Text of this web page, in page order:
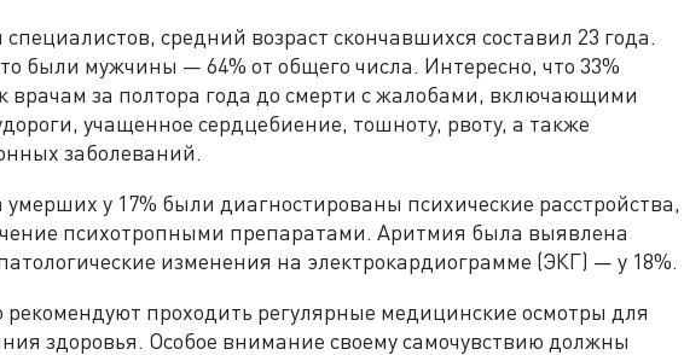
средний возраст скончавшихся составил 23 года.
были мужчины — 64% от общего числа. Интересно, что 33%
врачам за полтора года до смерти с жалобами, включающими
учащенное сердцебиение, тошноту, рвоту, а также
заболеваний.
у 17% были диагностированы психические расстройства,
психотропными препаратами. Аритмия была выявлена
изменения на электрокардиограмме (ЭКГ) — у 18%.
рекомендуют проходить регулярные медицинские осмотры для
здоровья. Особое внимание своему самочувствию должны